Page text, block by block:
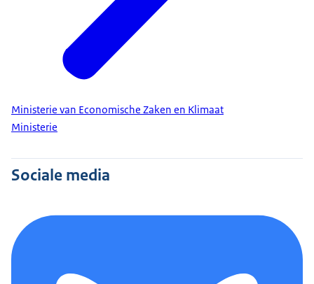
Ministerie van Economische Zaken en Klimaat
Ministerie
Sociale media